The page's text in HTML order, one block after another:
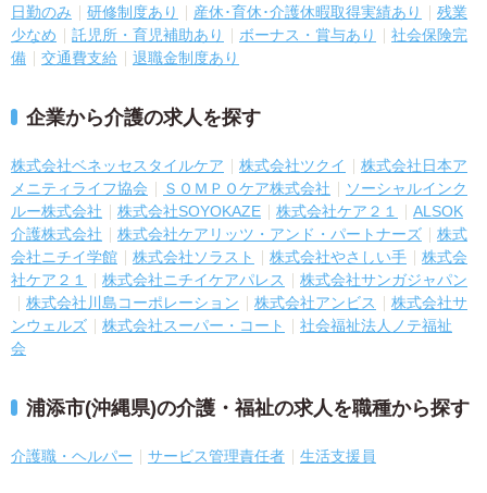
日勤のみ
研修制度あり 産休･育休･介護休暇取得実績あり
残業
少なめ
託児所・育児補助あり ボーナス・賞与あり
社会保険完
備
交通費支給 退職金制度あり
企業から介護の求人を探す
株式会社ベネッセスタイルケア 株式会社ツクイ
株式会社日本ア
メニティライフ協会
ＳＯＭＰＯケア株式会社
ソーシャルインク
ルー株式会社
株式会社SOYOKAZE 株式会社ケア２１
ALSOK
介護株式会社
株式会社ケアリッツ・アンド・パートナーズ
株式
会社ニチイ学館
株式会社ソラスト 株式会社やさしい手
株式会
社ケア２１
株式会社ニチイケアパレス
株式会社サンガジャパン
株式会社川島コーポレーション
株式会社アンビス
株式会社サ
ンウェルズ
株式会社スーパー・コート
社会福祉法人ノテ福祉
会
浦添市(沖縄県)の介護・福祉の求人を職種から探す
介護職・ヘルパー サービス管理責任者 生活支援員